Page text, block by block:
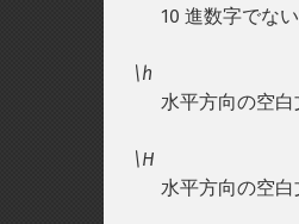
10 進数字でな
\h
水平方向の空白
\H
水平方向の空